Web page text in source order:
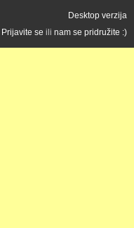
Desktop verzija
Prijavite se ili nam se pridružite :)